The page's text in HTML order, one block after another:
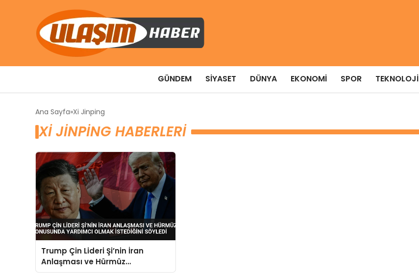
GÜNDEM SIYASET DÜNYA EKONOMI SPOR TEKNOLOJI
Ana Sayfa Xi Jinping
XI JINPING HABERLERI
Trump Çin Lideri Şi’nin İran
Anlaşması ve Hürmüz
Konusunda Yardımcı Olmak